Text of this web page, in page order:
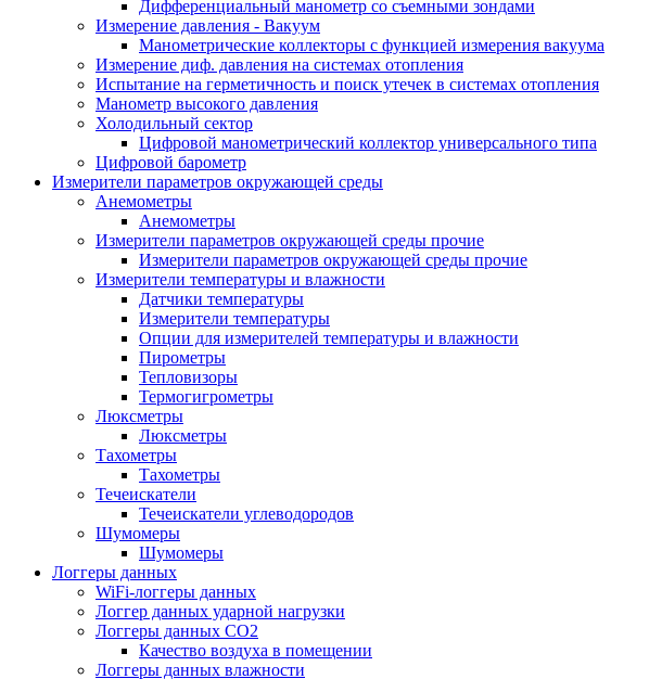
Дифференциальный манометр со съемными зондами
Измерение давления - Вакуум
Манометрические коллекторы с функцией измерения вакуума
Измерение диф. давления на системах отопления
Испытание на герметичность и поиск утечек в системах отопления
Манометр высокого давления
Холодильный сектор
Цифровой манометрический коллектор универсального типа
Цифровой барометр
Измерители параметров окружающей среды
Анемометры
Анемометры
Измерители параметров окружающей среды прочие
Измерители параметров окружающей среды прочие
Измерители температуры и влажности
Датчики температуры
Измерители температуры
Опции для измерителей температуры и влажности
Пирометры
Тепловизоры
Термогигрометры
Люксметры
Люксметры
Тахометры
Тахометры
Течеискатели
Течеискатели углеводородов
Шумомеры
Шумомеры
Логгеры данных
WiFi-логгеры данных
Логгер данных ударной нагрузки
Логгеры данных CO2
Качество воздуха в помещении
Логгеры данных влажности